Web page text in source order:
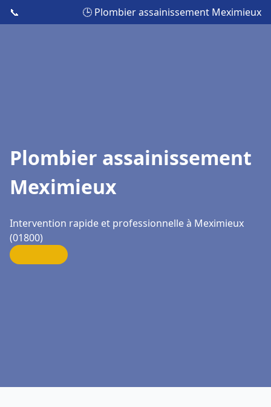
📞 🕒 Plombier assainissement Meximieux
Plombier assainissement
Meximieux
Intervention rapide et professionnelle à Meximieux
(01800)